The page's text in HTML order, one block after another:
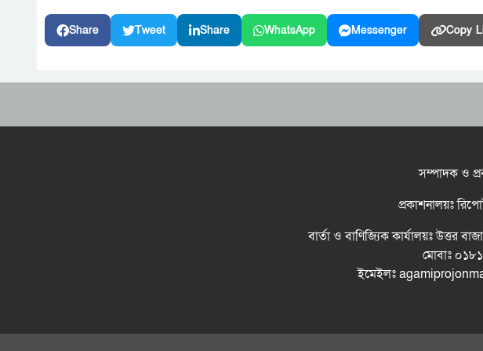
Share Tweet Share WhatsApp Messenger Copy
সম্পাদক ও
প্রকাশনালয়ঃ
বার্তা ও বাণিজ্যিক কার্যালয়ঃ উত্তর
মোবাঃ
ইমেইলঃ